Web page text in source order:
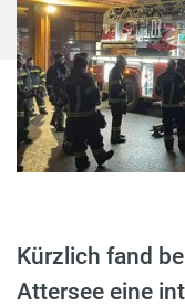
Kürzlich fand
Attersee eine